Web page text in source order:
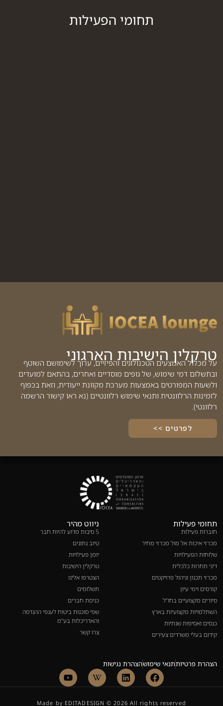
תחומי הפעילות
טרקלין הישיבות הארגוני
על מכלול האמצעים הטכנולוגים והפיזיים, ערוך לשימושם השוטף
ובתשלום דמי שימוש, של גופים מוסדיים ואחרים, בהתאם למועדים
ולשעות המפורטים באמצעות מערכת מקוונת ייעודית, וזאת בכפוף
לזמינות הרלוונטית ותנאי שימוש רלוונטיים (נא ראו קישור הרשמה
רלוונטי).
לפרטים >>
תחומי פעילות
חוברות פעילות
מכרזי איכות אל מול מכרזי מחיר
שלוחות הפעילויות
דיני תחרות כלכלית
מכרזי תכנון וניהול פרויקטים
קורסים וימי עיון
סיורים מקצועיים בחו"ל
השתלמויות מקצועיות בארץ
כנסים ואסיפות שנתיות
קידום בעלי משרדים צעירים
ניווט מהיר
5 סיבות מדוע להיות חבר
טיוב נתונים
יומן פעילויות
טרקלין הישיבות
הצטרפו אלינו
תשלומים
כניסת חברים
שפי סוכנות ביטוח לענפי ההנדסה
והאדריכלות בע"מ
צרו קשר
הצהרת פרטיותתנאי שימושהצהרת נגישות
Made by EDITADESIGN © 2026 All rights reserved